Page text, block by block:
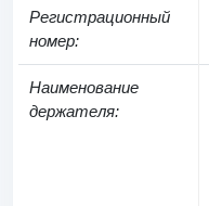
Регистрационный
номер:
Наименование
держателя: